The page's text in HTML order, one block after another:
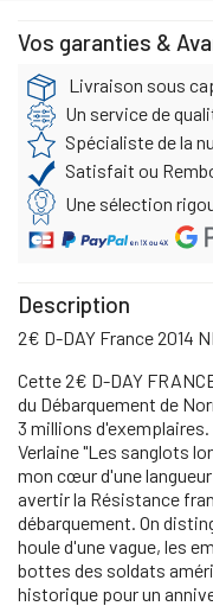
Vos garanties &
Livraison sous
Un service de
Spécialiste de la
Satisfait ou
Une sélection
Description
2€ D-DAY France 2014
Cette 2€ D-DAY
du Débarquement de
3 millions
Verlaine "Les sanglots
mon cœur d'une
avertir la Résistance
débarquement. On
houle d'une vague, les
bottes des soldats
historique pour un